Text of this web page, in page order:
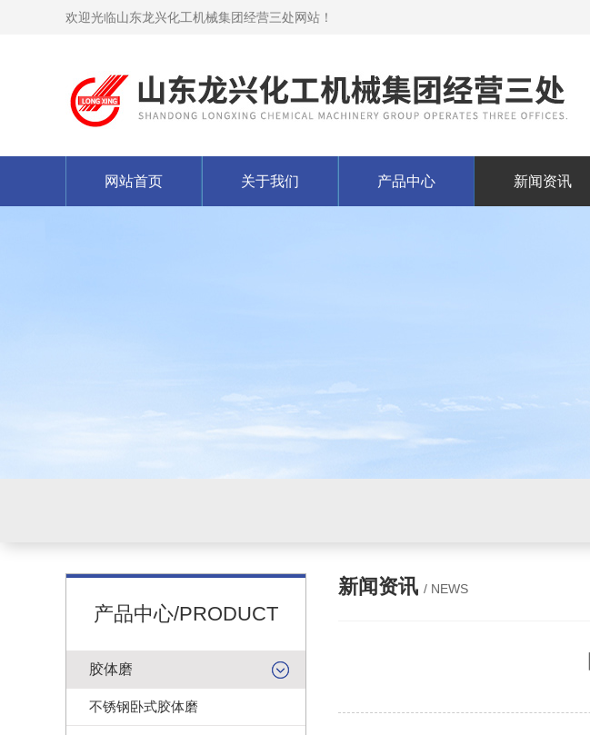
欢迎光临山东龙兴化工机械集团经营三处网站！
网站首页 关于我们 产品中心 新闻资讯
产品中心/PRODUCT
胶体磨
不锈钢卧式胶体磨
新闻资讯 / NEWS